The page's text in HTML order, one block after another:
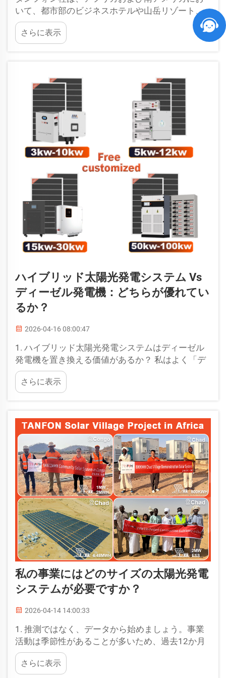
いて、都市部のビジネスホテルや山岳リゾート、
そして辺境の国境地帯にあるホテルに至るまで、
約50件のホテル向け太陽光発電プロジェクトを完
了しました。ホテルオーナーから最も多く寄せら
さらに表示
ハイブリッド太陽光発電システム Vs
ディーゼル発電機：どちらが優れてい
るか？
2026-04-16 08:00:47
1. ハイブリッド太陽光発電システムはディーゼル
発電機を置き換える価値があるか？ 私はよく「デ
ィーゼル発電機の使用を継続すべきか、それとも
ハイブリッド太陽光発電システムに切り替えるべ
きか？」という質問を耳にします。私の経験に基
いて…
さらに表示
私の事業にはどのサイズの太陽光発電
システムが必要ですか？
2026-04-14 14:00:33
1. 推測ではなく、データから始めましょう。事業
活動は季節性があることが多いため、過去12か月
分の電気料金明細書を確認することを強く推奨し
ます。例えば、ホテル業界では、夏期に空調使用
さらに表示